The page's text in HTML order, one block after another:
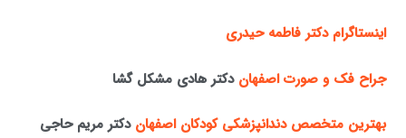
اینستاگرام دکتر فاطمه حیدری
جراح فک و صورت اصفهان دکتر هادی مشکل گشا
بهترین متخصص دندانپزشکی کودکان اصفهان دکتر مریم حاجی